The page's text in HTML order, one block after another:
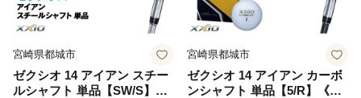
宮崎県都城市
ゼクシオ 14 アイアン スチー
ルシャフト 単品【SW/S】
宮崎県都城市
ゼクシオ 14 アイアン カーボ
ンシャフト 単品【5/R】《20